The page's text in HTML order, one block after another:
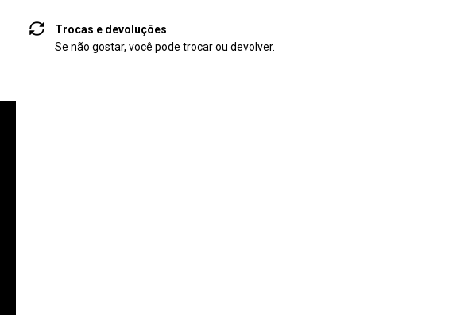
Trocas e devoluções
Se não gostar, você pode trocar ou devolver.